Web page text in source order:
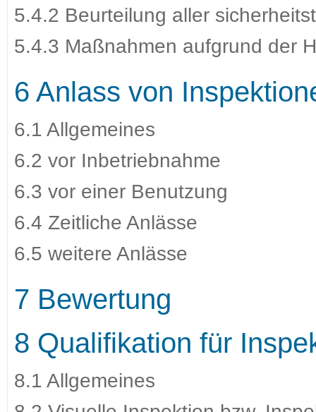
5.4.2 Beurteilung aller
5.4.3 Maßnahmen aufgrund der
6 Anlass von
6.1 Allgemeines
6.2 vor Inbetriebnahme
6.3 vor einer Benutzung
6.4 Zeitliche Anlässe
6.5 weitere Anlässe
7 Bewertung
8 Qualifikation für
8.1 Allgemeines